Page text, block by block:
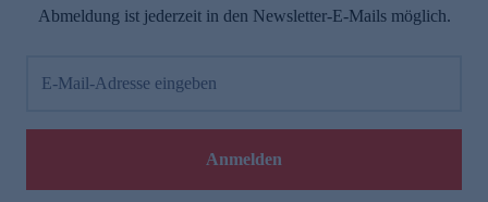
Abmeldung ist jederzeit in den Newsletter-E-Mails möglich.
E-Mail-Adresse eingeben
Anmelden